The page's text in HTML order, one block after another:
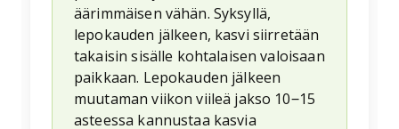
äärimmäisen vähän. Syksyllä,
lepokauden jälkeen, kasvi siirretään
takaisin sisälle kohtalaisen valoisaan
paikkaan. Lepokauden jälkeen
muutaman viikon viileä jakso 10‒15
asteessa kannustaa kasvia